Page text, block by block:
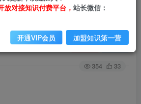
小游戏单人 日入300-500外面
秘】
站 关注 私信
354 33
放对接知识付费平台， 站长微信：
开通VIP会员 加盟知识第一营